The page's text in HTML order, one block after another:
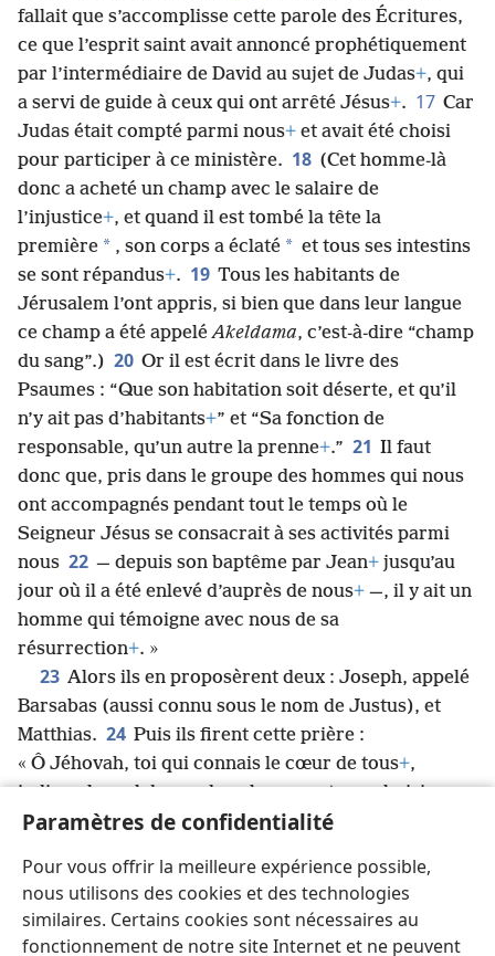
Paramètres de confidentialité
Pour vous offrir la meilleure expérience possible,
nous utilisons des cookies et des technologies
similaires. Certains cookies sont nécessaires au
fonctionnement de notre site Internet et ne peuvent
fallait que s’accomplisse cette parole des Écritures,
ce que l’esprit saint avait annoncé prophétiquement
par l’intermédiaire de David au sujet de Judas+, qui
a servi de guide à ceux qui ont arrêté Jésus+. 17 Car
Judas était compté parmi nous+ et avait été choisi
pour participer à ce ministère. 18 (Cet homme-là
donc a acheté un champ avec le salaire de
l’injustice+, et quand il est tombé la tête la
première * , son corps a éclaté * et tous ses intestins
se sont répandus+. 19 Tous les habitants de
Jérusalem l’ont appris, si bien que dans leur langue
ce champ a été appeléAkeldama, c’est-à-dire “champ
du sang”.) 20 Or il est écrit dans le livre des
Psaumes : “Que son habitation soit déserte, et qu’il
n’y ait pas d’habitants+” et “Sa fonction de
responsable, qu’un autre la prenne+.” 21 Il faut
donc que, pris dans le groupe des hommes qui nous
ont accompagnés pendant tout le temps où le
Seigneur Jésus se consacrait à ses activités parmi
nous 22 — depuis son baptême par Jean+ jusqu’au
jour où il a été enlevé d’auprès de nous+ —, il y ait un
homme qui témoigne avec nous de sa
résurrection+. »
23 Alors ils en proposèrent deux : Joseph, appelé
Barsabas (aussi connu sous le nom de Justus), et
Matthias. 24 Puis ils firent cette prière :
« Ô Jéhovah, toi qui connais le cœur de tous+,
indique lequel de ces deux hommes tu as choisi
25 pour recevoir ce ministère et apostolat, et
aller vers la place qui est la sienne+. » 26 Ils tirèrent
au sort
, et le sort désigna Matthias, qui fut alors
ajouté aux 11 apôtres.